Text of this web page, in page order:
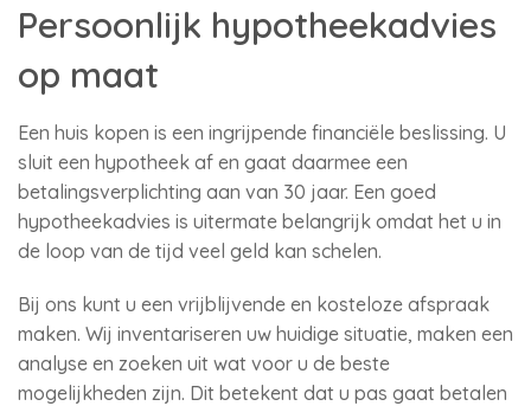
Persoonlijk hypotheekadvies
op maat
Een huis kopen is een ingrijpende financiële beslissing. U
sluit een hypotheek af en gaat daarmee een
betalingsverplichting aan van 30 jaar. Een goed
hypotheekadvies is uitermate belangrijk omdat het u in
de loop van de tijd veel geld kan schelen.
Bij ons kunt u een vrijblijvende en kosteloze afspraak
maken. Wij inventariseren uw huidige situatie, maken een
analyse en zoeken uit wat voor u de beste
mogelijkheden zijn. Dit betekent dat u pas gaat betalen